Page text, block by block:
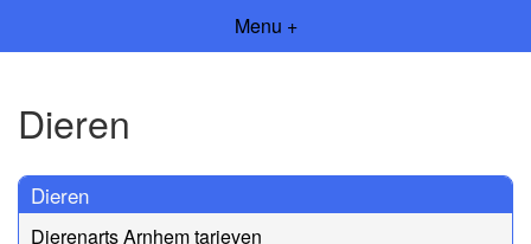
Menu +
Dieren
Dieren
Dierenarts Arnhem tarieven